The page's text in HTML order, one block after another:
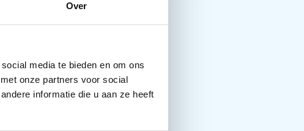
Over
media te bieden en om ons
onze partners voor social
informatie die u aan ze heeft